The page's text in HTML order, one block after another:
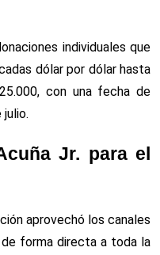
individuales que
dólar por dólar hasta
con una fecha de
Jr. para el
aprovechó los canales
forma directa a toda la